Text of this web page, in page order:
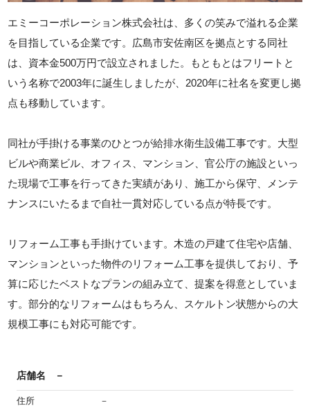
エミーコーポレーション株式会社は、多くの笑みで溢れる企業
を目指している企業です。広島市安佐南区を拠点とする同社
は、資本金500万円で設立されました。もともとはフリートと
いう名称で2003年に誕生しましたが、2020年に社名を変更し拠
点も移動しています。
同社が手掛ける事業のひとつが給排水衛生設備工事です。大型
ビルや商業ビル、オフィス、マンション、官公庁の施設といっ
た現場で工事を行ってきた実績があり、施工から保守、メンテ
ナンスにいたるまで自社一貫対応している点が特長です。
リフォーム工事も手掛けています。木造の戸建て住宅や店舗、
マンションといった物件のリフォーム工事を提供しており、予
算に応じたベストなプランの組み立て、提案を得意としていま
す。部分的なリフォームはもちろん、スケルトン状態からの大
規模工事にも対応可能です。
店舗名 －
住所 －